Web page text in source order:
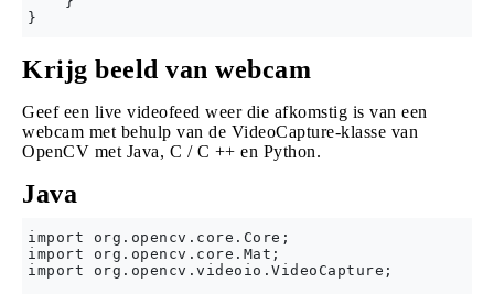
Krijg beeld van webcam
Geef een live videofeed weer die afkomstig is van een
webcam met behulp van de VideoCapture-klasse van
OpenCV met Java, C / C ++ en Python.
Java
import org.opencv.core.Core;
import org.opencv.core.Mat;
import org.opencv.videoio.VideoCapture;